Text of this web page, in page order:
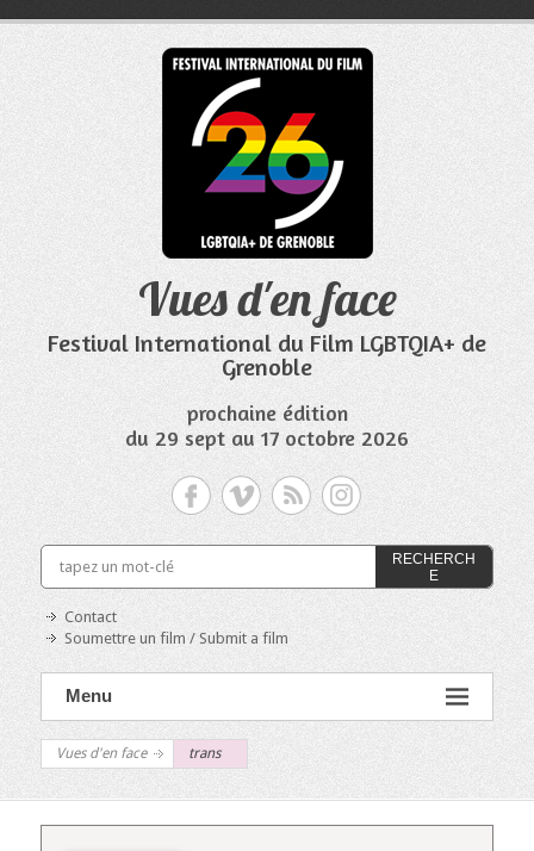
Vues d'en face
Festival International du Film LGBTQIA+ de
Grenoble
prochaine édition
du 29 sept au 17 octobre 2026
RECHERCH
E
Contact
Soumettre un film / Submit a film
Menu
Vues d'en face trans